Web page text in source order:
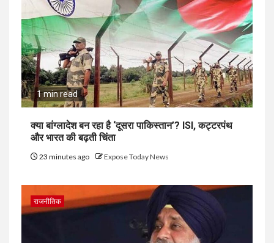
1 min read
क्या बांग्लादेश बन रहा है ‘दूसरा पाकिस्तान’? ISI, कट्टरपंथ
और भारत की बढ़ती चिंता
23 minutes ago Expose Today News
राजनीतिक